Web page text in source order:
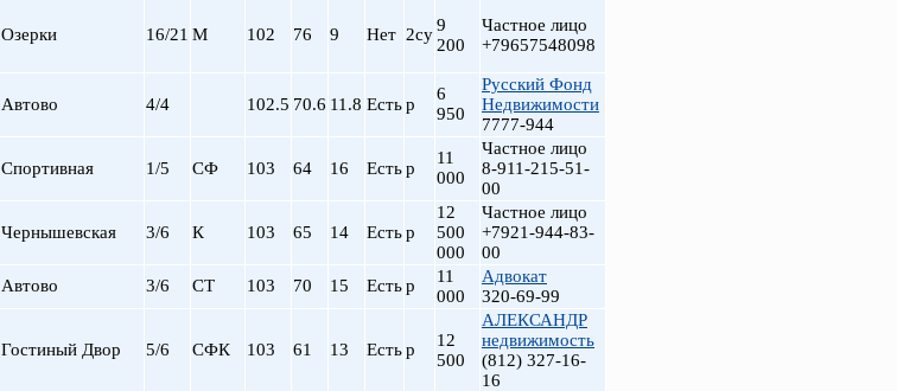
Озерки 16/21 М 102 76 9 Нет 2су9
200
Частное лицо
+79657548098
Автово 4/4 102.5 70.6 11.8 Естьр
6
950
Русский Фонд
Недвижимости
7777-944
Спортивная 1/5 СФ 103 64 16 Естьр
11
000
Частное лицо
8-911-215-51-
00
Чернышевская 3/6 К 103 65 14 Естьр
12
500
000
Частное лицо
+7921-944-83-
00
Автово 3/6 СТ 103 70 15 Естьр
11
000
Адвокат
320-69-99
Гостиный Двор 5/6 СФК 103 61 13 Естьр
12
500
АЛЕКСАНДР
недвижимость
(812) 327-16-
16